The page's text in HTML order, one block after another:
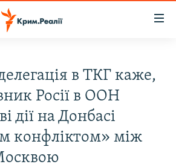
в ТКГ каже,
Росії в ООН
дії на Донбасі
конфліктом» між